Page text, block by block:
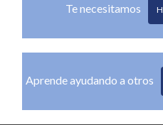
Te necesitamos
Aprende ayudando a otros